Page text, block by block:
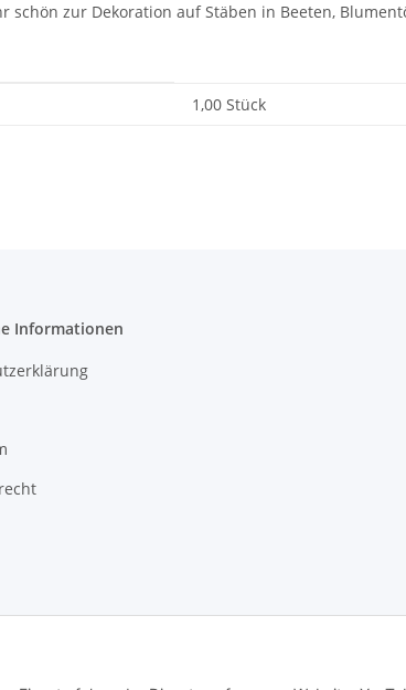
schön zur Dekoration auf Stäben in Beeten,
1,00 Stück
Informationen